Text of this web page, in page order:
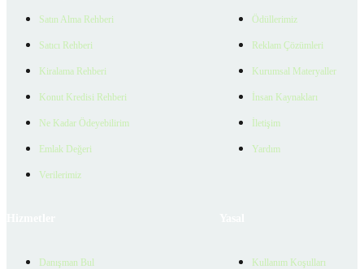
Satın Alma Rehberi
Satıcı Rehberi
Kiralama Rehberi
Konut Kredisi Rehberi
Ne Kadar Ödeyebilirim
Emlak Değeri
Verilerimiz
Ödüllerimiz
Reklam Çözümleri
Kurumsal Materyaller
İnsan Kaynakları
İletişim
Yardım
Danışman Bul Kullanım Koşulları